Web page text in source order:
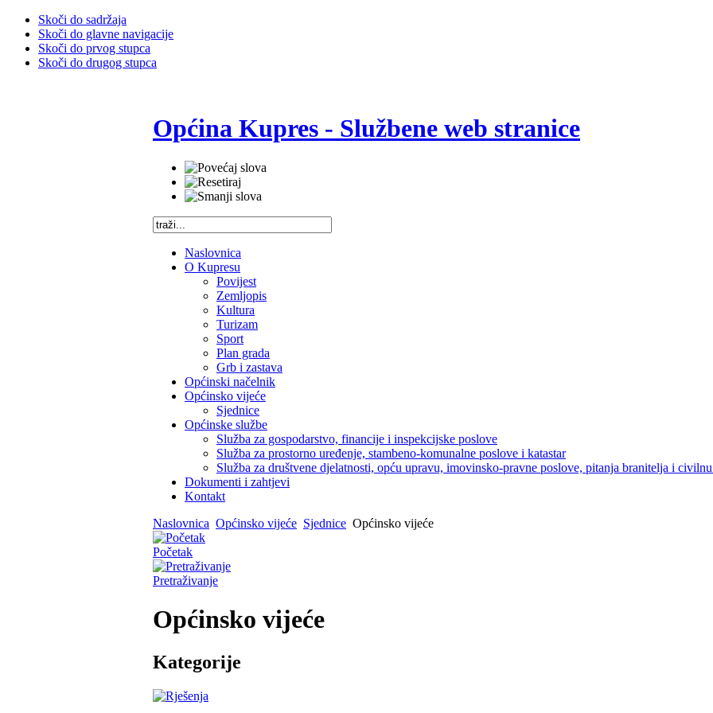
Skoči do sadržaja
Skoči do glavne navigacije
Skoči do prvog stupca
Skoči do drugog stupca
Općina Kupres - Službene web stranice
Naslovnica
O Kupresu
Povijest
Zemljopis
Kultura
Turizam
Sport
Plan grada
Grb i zastava
Općinski načelnik
Općinsko vijeće
Sjednice
Općinske službe
Služba za gospodarstvo, financije i inspekcijske poslove
Služba za prostorno uređenje, stambeno-komunalne poslove i katastar
Služba za društvene djelatnosti, opću upravu, imovinsko-pravne poslove, pitanja branitelja i
Dokumenti i zahtjevi
Kontakt
Naslovnica Općinsko vijeće Sjednice Općinsko vijeće
Početak
Pretraživanje
Općinsko vijeće
Kategorije